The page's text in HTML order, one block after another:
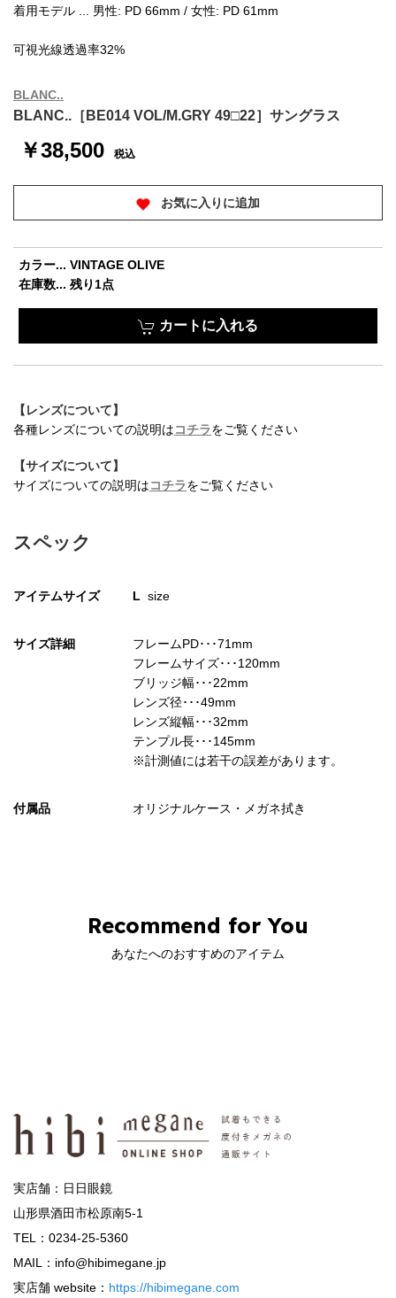
着用モデル ... 男性: PD 66mm / 女性: PD 61mm
可視光線透過率32%
BLANC..
BLANC..［BE014 VOL/M.GRY 49□22］サングラス
￥38,500 税込
お気に入りに追加
お買い物を続ける
カラー... VINTAGE OLIVE
在庫数... 残り1点
カートに入れる
【レンズについて】
各種レンズについての説明はコチラをご覧ください
【サイズについて】
サイズについての説明はコチラをご覧ください
スペック
アイテムサイズ L size
サイズ詳細
フレームPD･･･71mm
フレームサイズ･･･120mm
ブリッジ幅･･･22mm
レンズ径･･･49mm
レンズ縦幅･･･32mm
テンプル長･･･145mm
※計測値には若干の誤差があります。
付属品 オリジナルケース・メガネ拭き
Recommend for You
あなたへのおすすめのアイテム
実店舗：日日眼鏡
山形県酒田市松原南5-1
TEL：0234-25-5360
MAIL：info@hibimegane.jp
実店舗 website： https://hibimegane.com